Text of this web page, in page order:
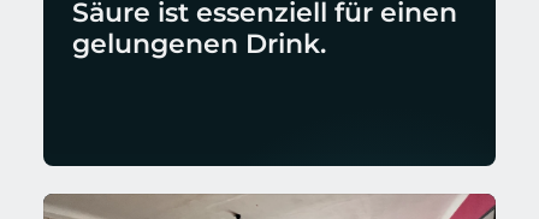
Säure ist essenziell für einen
gelungenen Drink.